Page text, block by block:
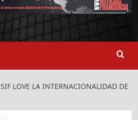
SIF LOVE LA INTERNACIONALIDAD DE